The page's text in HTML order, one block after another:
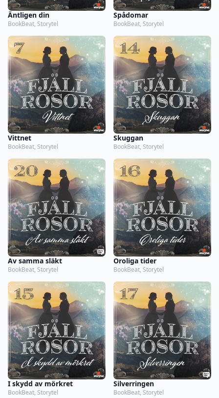
Äntligen din
BookBeat, Storytel
Spådomar
BookBeat, Storytel
Vittnet
BookBeat, Storytel
Skuggan
BookBeat, Storytel
Av samma släkt
BookBeat, Storytel
Oroliga tider
BookBeat, Storytel
I skydd av mörkret
BookBeat, Storytel
Silverringen
BookBeat, Storytel